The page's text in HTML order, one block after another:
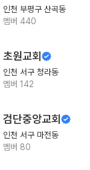
인천 부평구 산곡동
멤버 440
초원교회
인천 서구 청라동
멤버 142
검단중앙교회
인천 서구 마전동
멤버 80